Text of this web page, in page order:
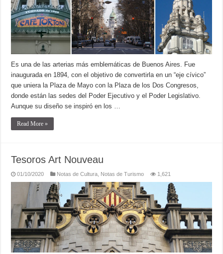
Es una de las arterias más emblemáticas de Buenos Aires. Fue
inaugurada en 1894, con el objetivo de convertirla en un “eje cívico”
que uniera la Plaza de Mayo con la Plaza de los Dos Congresos,
donde están las sedes del Poder Ejecutivo y el Poder Legislativo.
Aunque su diseño se inspiró en los …
Read More »
Tesoros Art Nouveau
01/10/2020 Notas de Cultura Notas de Turismo 1,621